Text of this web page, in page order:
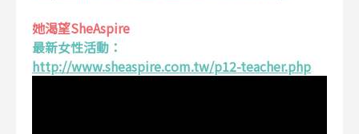
她渴望SheAspire
最新女性活動：
http://www.sheaspire.com.tw/p12-teacher.php